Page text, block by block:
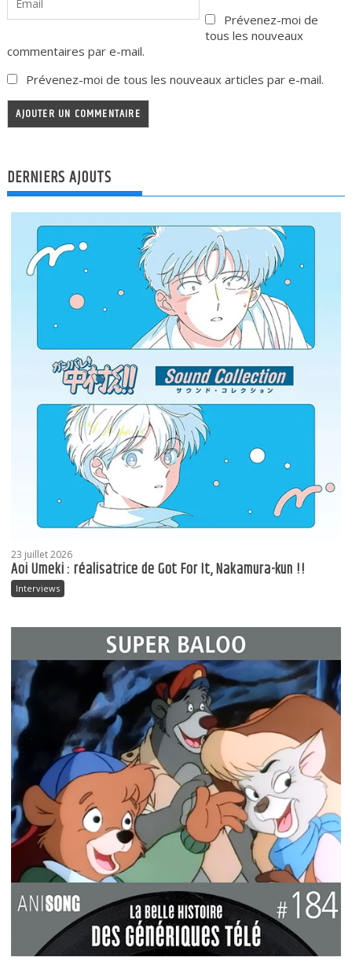
Prévenez-moi de
tous les nouveaux
commentaires par e-mail.
Prévenez-moi de tous les nouveaux articles par e-mail.
DERNIERS AJOUTS
23 juillet 2026
Aoi Umeki : réalisatrice de Got For It, Nakamura-kun !!
Interviews